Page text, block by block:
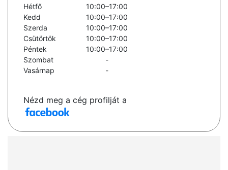
Hétfő
10:00–17:00
Kedd
10:00–17:00
Szerda
10:00–17:00
Csütörtök
10:00–17:00
Péntek
10:00–17:00
Szombat
-
Vasárnap
-
Nézd meg a cég profilját a